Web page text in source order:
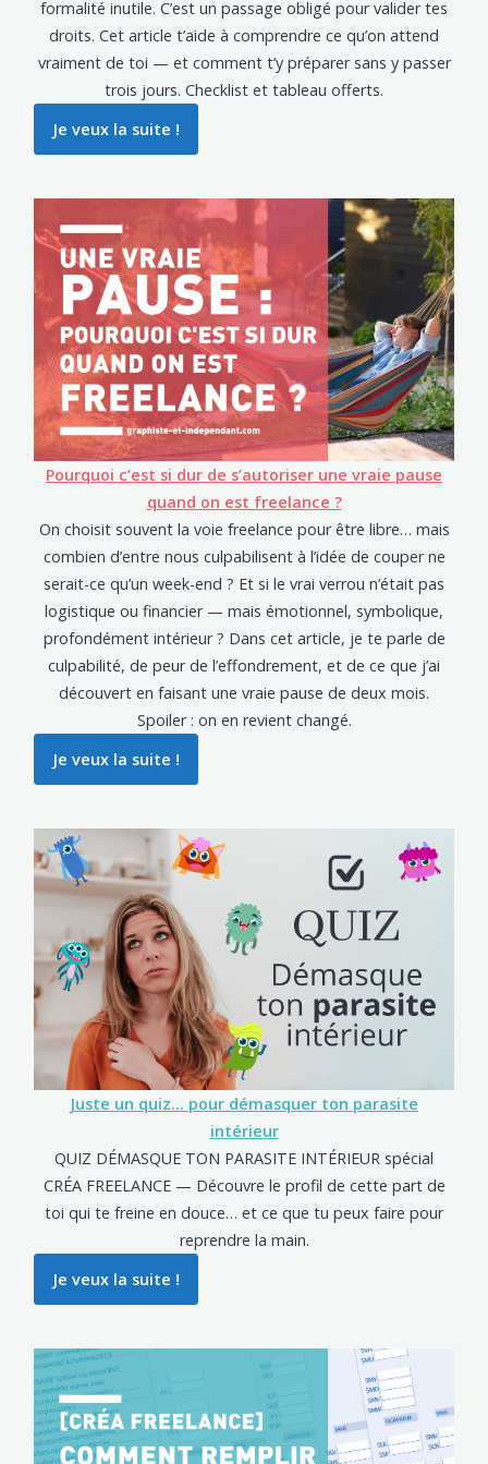
formalité inutile. C’est un passage obligé pour valider tes
droits. Cet article t’aide à comprendre ce qu’on attend
vraiment de toi — et comment t’y préparer sans y passer
trois jours. Checklist et tableau offerts.
Je veux la suite !
Pourquoi c’est si dur de s’autoriser une vraie pause
quand on est freelance ?
On choisit souvent la voie freelance pour être libre… mais
combien d’entre nous culpabilisent à l’idée de couper ne
serait-ce qu’un week-end ? Et si le vrai verrou n’était pas
logistique ou financier — mais émotionnel, symbolique,
profondément intérieur ? Dans cet article, je te parle de
culpabilité, de peur de l’effondrement, et de ce que j’ai
découvert en faisant une vraie pause de deux mois.
Spoiler : on en revient changé.
Je veux la suite !
Juste un quiz… pour démasquer ton parasite
intérieur
QUIZ DÉMASQUE TON PARASITE INTÉRIEUR spécial
CRÉA FREELANCE — Découvre le profil de cette part de
toi qui te freine en douce… et ce que tu peux faire pour
reprendre la main.
Je veux la suite !